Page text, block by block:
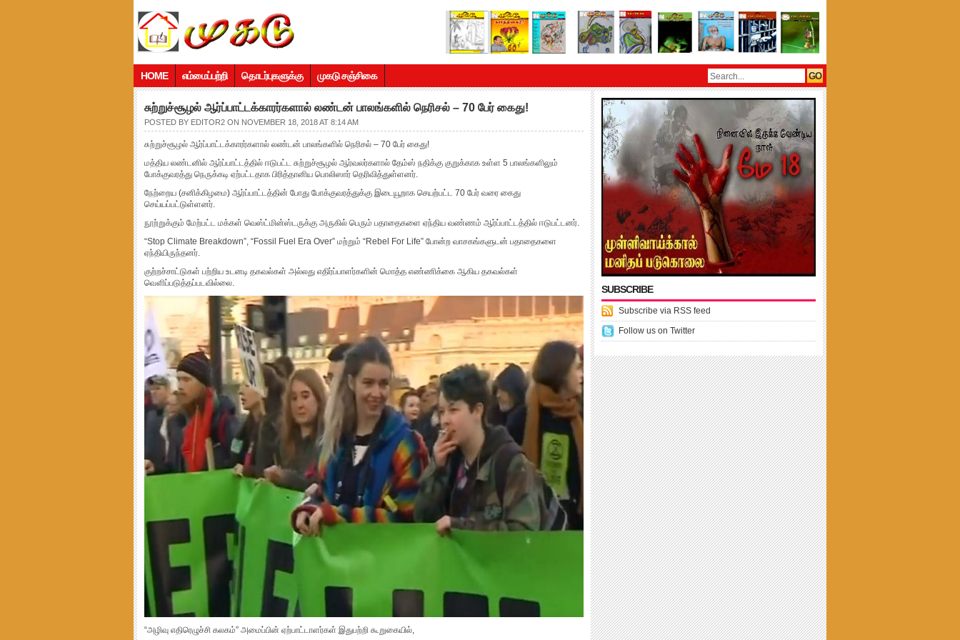
HOME எம்மைப்பற்றி தொடர்புகளுக்கு முகடு சஞ்சிகை
சுற்றுச்சூழல் ஆர்ப்பாட்டக்காரர்களால் லண்டன் பாலங்களில் நெரிசல் – 70 பேர் கைது!
POSTED BY EDITOR2 ON NOVEMBER 18, 2018 AT 8:14 AM
சுற்றுச்சூழல் ஆர்ப்பாட்டக்காரர்களால் லண்டன் பாலங்களில் நெரிசல் – 70 பேர் கைது!
மத்திய லண்டனில் ஆர்ப்பாட்டத்தில் ஈடுபட்ட சுற்றுச்சூழல் ஆர்வலர்களால் தேம்ஸ் நதிக்கு குறுக்காக உள்ள 5 பாலங்களிலும்
போக்குவரத்து நெருக்கடி ஏற்பட்டதாக பிரித்தானிய பொலிஸார் தெரிவித்துள்ளனர்.
நேற்றைய (சனிக்கிழமை) ஆர்ப்பாட்டத்தின் போது போக்குவரத்துக்கு இடையூறாக செயற்பட்ட 70 பேர் வரை கைது
செய்யப்பட்டுள்ளனர்.
நூற்றுக்கும் மேற்பட்ட மக்கள் வெஸ்ட்மின்ஸ்டருக்கு அருகில் பெரும் பதாதைகளை ஏந்திய வண்ணம் ஆர்ப்பாட்டத்தில் ஈடுபட்டனர்.
“Stop Climate Breakdown”, “Fossil Fuel Era Over” மற்றும் “Rebel For Life” போன்ற வாசகங்களுடன் பதாதைகளை
ஏந்தியிருந்தனர்.
குற்றச்சாட்டுகள் பற்றிய உடனடி தகவல்கள் அல்லது எதிர்ப்பாளர்களின் மொத்த எண்ணிக்கை ஆகிய தகவல்கள்
வௌிப்படுத்தப்படவில்லை.
“அழிவு எதிரெழுச்சி கலகம்” அமைப்பின் ஏற்பாட்டாளர்கள் இதுபற்றி கூறுகையில்,
SUBSCRIBE
Subscribe via RSS feed
Follow us on Twitter